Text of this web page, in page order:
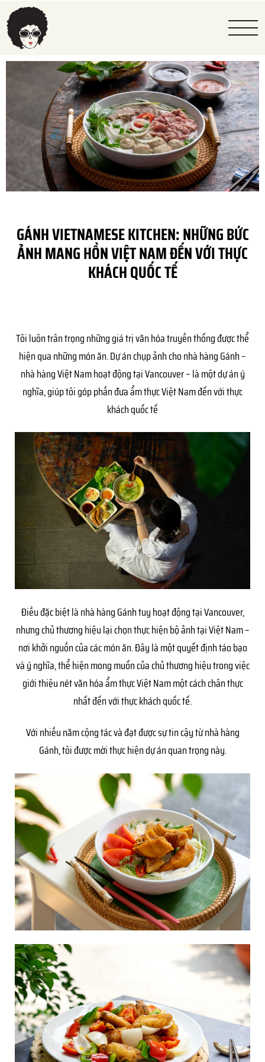
GÁNH VIETNAMESE KITCHEN: NHỮNG BỨC
ẢNH MANG HỒN VIỆT NAM ĐẾN VỚI THỰC
KHÁCH QUỐC TẾ
Tôi luôn trân trọng những giá trị văn hóa truyền thống được thể
hiện qua những món ăn. Dự án chụp ảnh cho nhà hàng Gánh –
nhà hàng Việt Nam hoạt động tại Vancouver – là một dự án ý
nghĩa, giúp tôi góp phần đưa ẩm thực Việt Nam đến với thực
khách quốc tế
Điều đặc biệt là nhà hàng Gánh tuy hoạt động tại Vancouver,
nhưng chủ thương hiệu lại chọn thực hiện bộ ảnh tại Việt Nam –
nơi khởi nguồn của các món ăn. Đây là một quyết định táo bạo
và ý nghĩa, thể hiện mong muốn của chủ thương hiệu trong việc
giới thiệu nét văn hóa ẩm thực Việt Nam một cách chân thực
nhất đến với thực khách quốc tế.
Với nhiều năm cộng tác và đạt được sự tin cậy từ nhà hàng
Gánh, tôi được mời thực hiện dự án quan trọng này.